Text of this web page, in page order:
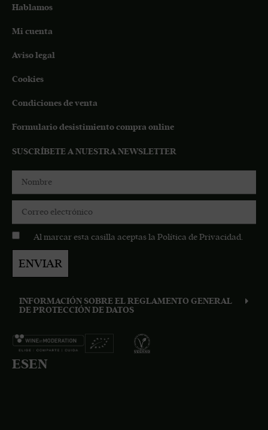
Hablamos
Mi cuenta
Aviso legal
Cookies
Condiciones de venta
Formulario desistimiento compra online
SUSCRÍBETE A NUESTRA NEWSLETTER
Al marcar esta casilla aceptas la Política de Privacidad.
ENVIAR
INFORMACIÓN SOBRE EL REGLAMENTO GENERAL
DE PROTECCIÓN DE DATOS
ESEN